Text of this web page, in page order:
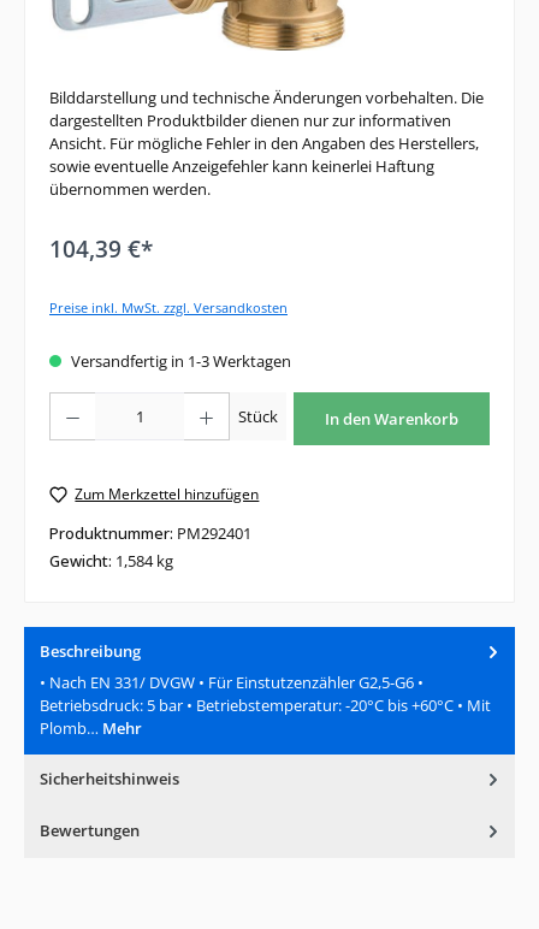
Bilddarstellung und technische Änderungen vorbehalten. Die
dargestellten Produktbilder dienen nur zur informativen
Ansicht. Für mögliche Fehler in den Angaben des Herstellers,
sowie eventuelle Anzeigefehler kann keinerlei Haftung
übernommen werden.
104,39 €*
Preise inkl. MwSt. zzgl. Versandkosten
Versandfertig in 1-3 Werktagen
Stück In den Warenkorb
Zum Merkzettel hinzufügen
Produktnummer: PM292401
Gewicht: 1,584 kg
Beschreibung
• Nach EN 331/ DVGW • Für Einstutzenzähler G2,5-G6 •
Betriebsdruck: 5 bar • Betriebstemperatur: -20°C bis +60°C • Mit
Plomb… Mehr
Sicherheitshinweis
Bewertungen